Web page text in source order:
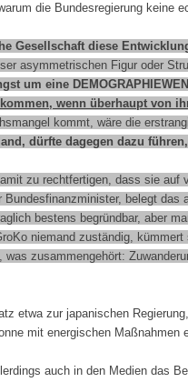
die Bundesregierung keine
Gesellschaft diese
asymmetrischen Figur oder
um eine
wenn überhaupt von
kommt, wäre die
dürfte dagegen dazu
zu rechtfertigen, dass sie auf
Bundesfinanzminister, belegt das
bestens begründbar, aber
niemand zuständig,
was zusammengehört:
etwa zur japanischen
mit energischen Maßnahmen
auch in den Medien das